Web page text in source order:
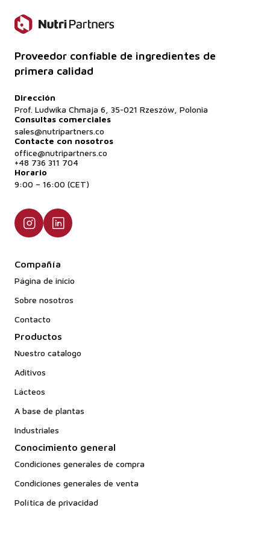
Proveedor confiable de ingredientes de
primera calidad
Dirección
Prof. Ludwika Chmaja 6, 35-021 Rzeszów, Polonia
Consultas comerciales
sales@nutripartners.co
Contacte con nosotros
office@nutripartners.co
+48 736 311 704
Horario
9:00 – 16:00 (CET)
Compañía
Página de inicio
Sobre nosotros
Contacto
Productos
Nuestro catalogo
Aditivos
Lácteos
A base de plantas
Industriales
Conocimiento general
Condiciones generales de compra
Condiciones generales de venta
Política de privacidad